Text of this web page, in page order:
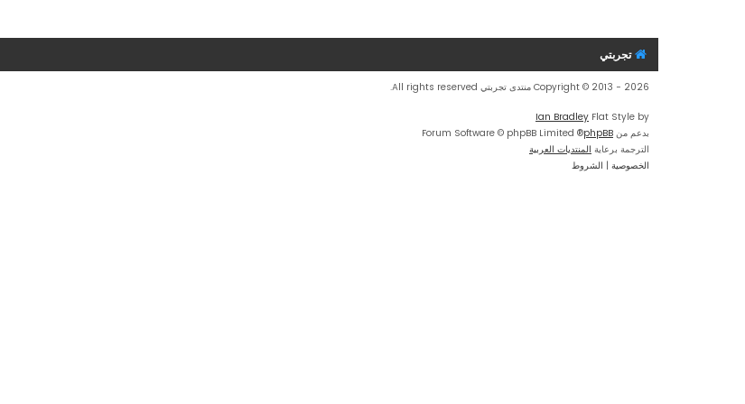
تجربتي
Copyright © 2013 - 2026 منتدى تجربتي All rights reserved.
Flat Style by
Ian Bradley
بدعم من phpBB
® Forum Software © phpBB Limited
الترجمة برعاية المنتديات العربية
الخصوصية | الشروط